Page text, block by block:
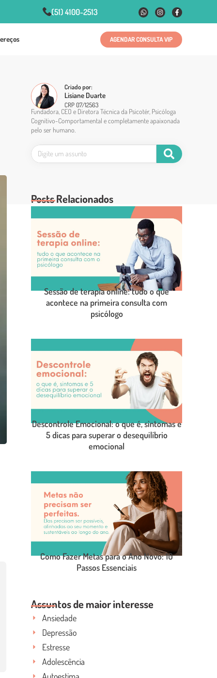
(51) 4100-2513
AGENDAR CONSULTA VIP
Criado por:
Lisiane Duarte
CRP 07/12563
Fundadora, CEO e Diretora Técnica da Psicotér, Psicóloga
Cognitivo-Comportamental e completamente apaixonada
pelo ser humano.
Posts Relacionados
Sessão de terapia online: tudo o que
acontece na primeira consulta com
psicólogo
Descontrole Emocional: o que é, sintomas e
5 dicas para superar o desequilíbrio
emocional
LEIA O POST COMPLETO
Como Fazer Metas para o Ano Novo: 10
Passos Essenciais
Assuntos de maior interesse
Ansiedade
Depressão
Estresse
Adolescência